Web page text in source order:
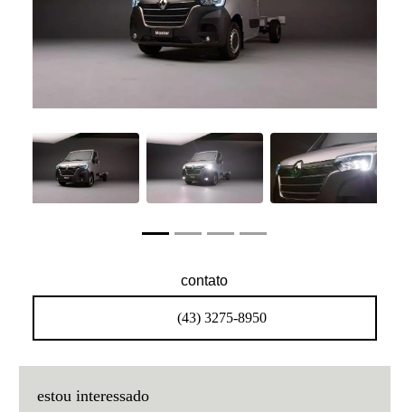
estou interessado
contato
(43) 3275-8950